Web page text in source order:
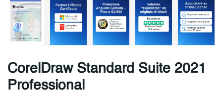
CorelDraw Standard Suite 2021
Professional